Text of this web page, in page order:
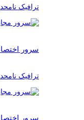
ترافیک
سرور
ترافیک
سرور